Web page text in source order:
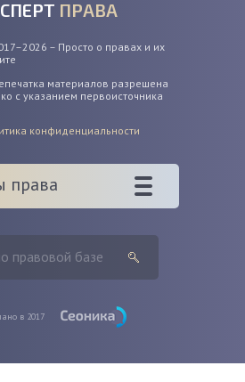
ПРАВА
– Просто о правах и их
материалов разрешена
с указанием первоисточника
конфиденциальности
права
в 2017